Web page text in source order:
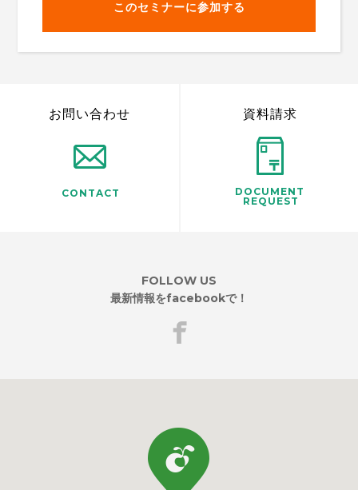
このセミナーに参加する
CONTACT
お問い合わせ
DOCUMENT
REQUEST
資料請求
FOLLOW US
最新情報をfacebookで！